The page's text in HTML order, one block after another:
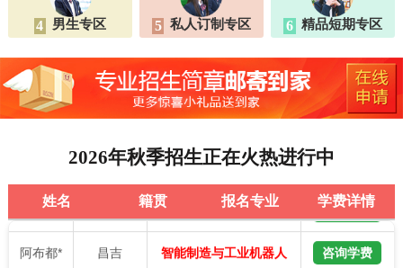
4 男生专区 5 私人订制专区 6 精品短期专区
2026年秋季招生正在火热进行中
姓名 籍贯 报名专业 学费详情
怕合*丁 AI新媒体与无人机应用 咨询学费
张* 乌鲁木齐 智慧交通 咨询学费
阿克苏 AI家装艺术与动漫设计 咨询学费
王* AI家装艺术与动漫设计 咨询学费
阿布都* 昌吉 智能制造与工业机器人 咨询学费